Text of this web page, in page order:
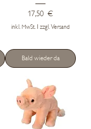
Preis
17,50 €
inkl. MwSt. | zzgl. Versand
Bald wieder da